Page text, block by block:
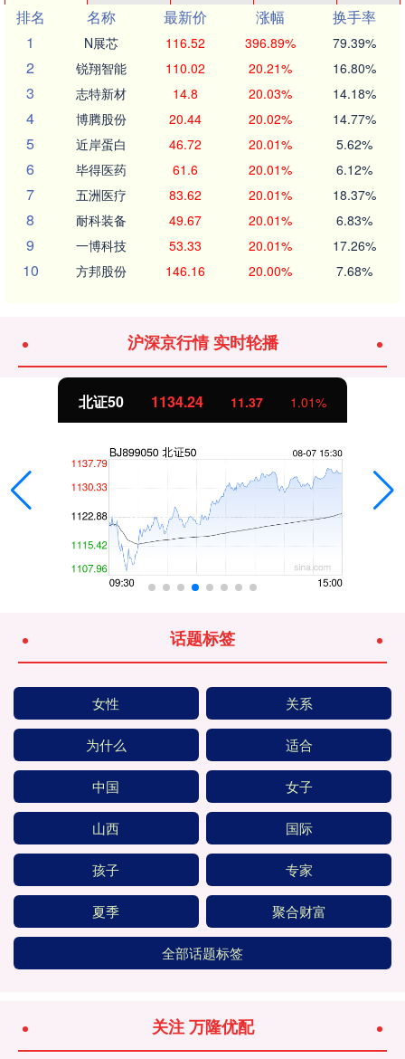
排名
名称 最新价 涨幅
换手率
1
N展芯 116.52 396.89% 79.39%
2 锐翔智能 110.02 20.21% 16.80%
3 志特新材 14.8 20.03% 14.18%
4 博腾股份 20.44 20.02% 14.77%
5 近岸蛋白 46.72 20.01% 5.62%
6 毕得医药 61.6 20.01% 6.12%
7 五洲医疗 83.62 20.01% 18.37%
8 耐科装备 49.67 20.01% 6.83%
9 一博科技 53.33 20.01% 17.26%
10 方邦股份 146.16 20.00% 7.68%
沪深京行情 实时轮播
北证50 1134.24 11.37 1.01%
话题标签
女性 关系
为什么 适合
中国 女子
山西 国际
孩子 专家
夏季 聚合财富
全部话题标签
关注 万隆优配